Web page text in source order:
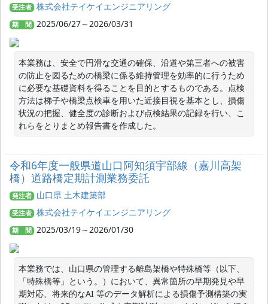
受注者 株式会社テイケイエンジニアリング
期 間 2025/06/27～2026/03/31
本業務は、安全で円滑な交通の確保、沿道や第三者への被害
の防止を図るための橋梁に係る維持管理を効率的に行うため
に必要な基礎資料を得ることを目的とするものである。点検
方法は梯子や橋梁点検車を用いた近接目視を基本とし、損傷
状況の把握、健全度の診断および点検結果の記録を行い、こ
れらをとりまとめ報告書を作成した。
令和6年度一般県道山口阿知須宇部線（嘉川高架
橋）道路橋定期計測業務委託
発注者 山口県 土木建築部
受注者 株式会社テイケイエンジニアリング
期 間 2025/03/19～2026/01/30
本業務では、山口県の管理する離島架橋や特殊橋等（以下、
「特殊橋等」という。）において、異常箇所の早期発見や早
期対応、将来的なAI 等のデータ解析による損傷予測構築の実